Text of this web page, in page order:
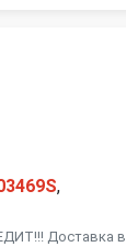
,
Доставка в